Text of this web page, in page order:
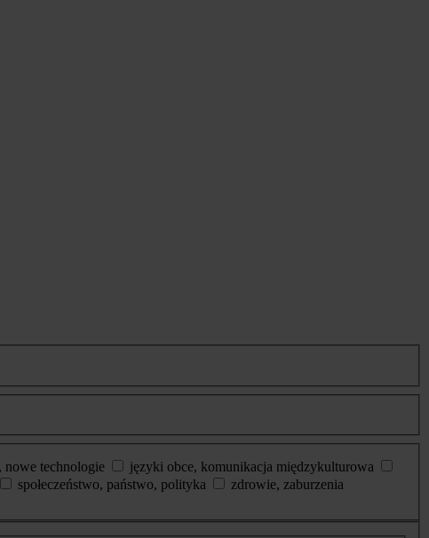
technologie
języki obce, komunikacja międzykulturowa
społeczeństwo, państwo, polityka
zdrowie, zaburzenia